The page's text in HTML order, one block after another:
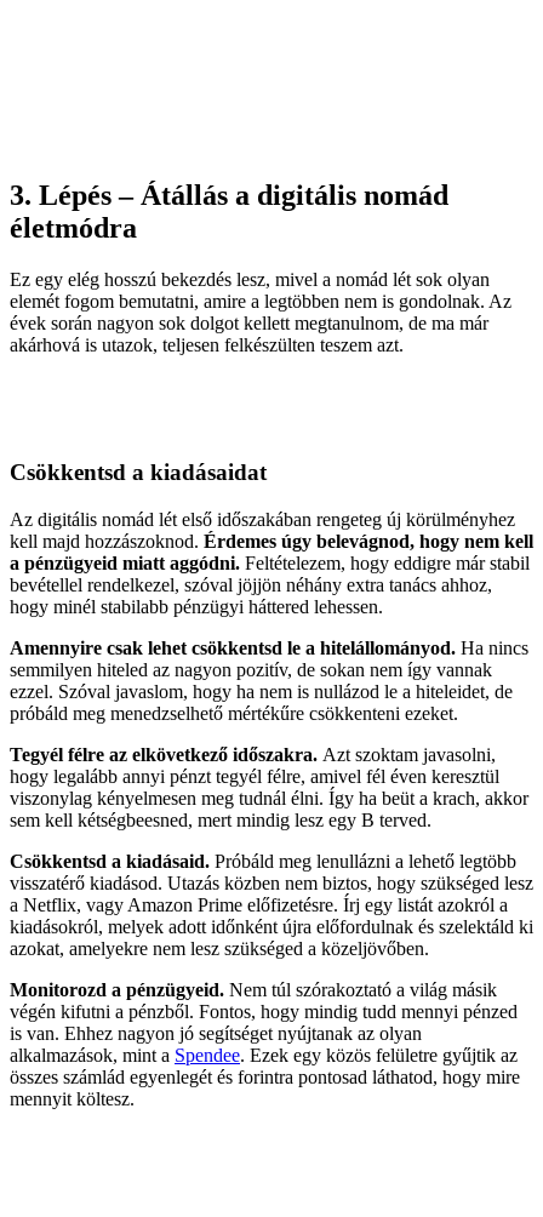
3. Lépés – Átállás a digitális nomád
életmódra
Ez egy elég hosszú bekezdés lesz, mivel a nomád lét sok olyan
elemét fogom bemutatni, amire a legtöbben nem is gondolnak. Az
évek során nagyon sok dolgot kellett megtanulnom, de ma már
akárhová is utazok, teljesen felkészülten teszem azt.
Csökkentsd a kiadásaidat
Az digitális nomád lét első időszakában rengeteg új körülményhez
kell majd hozzászoknod. Érdemes úgy belevágnod, hogy nem kell
a pénzügyeid miatt aggódni. Feltételezem, hogy eddigre már stabil
bevétellel rendelkezel, szóval jöjjön néhány extra tanács ahhoz,
hogy minél stabilabb pénzügyi háttered lehessen.
Amennyire csak lehet csökkentsd le a hitelállományod. Ha nincs
semmilyen hiteled az nagyon pozitív, de sokan nem így vannak
ezzel. Szóval javaslom, hogy ha nem is nullázod le a hiteleidet, de
próbáld meg menedzselhető mértékűre csökkenteni ezeket.
Tegyél félre az elkövetkező időszakra. Azt szoktam javasolni,
hogy legalább annyi pénzt tegyél félre, amivel fél éven keresztül
viszonylag kényelmesen meg tudnál élni. Így ha beüt a krach, akkor
sem kell kétségbeesned, mert mindig lesz egy B terved.
Csökkentsd a kiadásaid. Próbáld meg lenullázni a lehető legtöbb
visszatérő kiadásod. Utazás közben nem biztos, hogy szükséged lesz
a Netflix, vagy Amazon Prime előfizetésre. Írj egy listát azokról a
kiadásokról, melyek adott időnként újra előfordulnak és szelektáld ki
azokat, amelyekre nem lesz szükséged a közeljövőben.
Monitorozd a pénzügyeid. Nem túl szórakoztató a világ másik
végén kifutni a pénzből. Fontos, hogy mindig tudd mennyi pénzed
is van. Ehhez nagyon jó segítséget nyújtanak az olyan
alkalmazások, mint a Spendee. Ezek egy közös felületre gyűjtik az
összes számlád egyenlegét és forintra pontosad láthatod, hogy mire
mennyit költesz.